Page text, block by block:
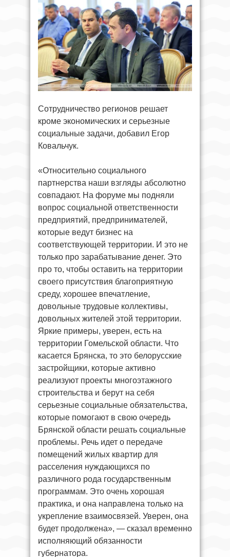
Сотрудничество регионов решает
кроме экономических и серьезные
социальные задачи, добавил Егор
Ковальчук.
«Относительно социального
партнерства наши взгляды абсолютно
совпадают. На форуме мы подняли
вопрос социальной ответственности
предприятий, предпринимателей,
которые ведут бизнес на
соответствующей территории. И это не
только про зарабатывание денег. Это
про то, чтобы оставить на территории
своего присутствия благоприятную
среду, хорошее впечатление,
довольные трудовые коллективы,
довольных жителей этой территории.
Яркие примеры, уверен, есть на
территории Гомельской области. Что
касается Брянска, то это белорусские
застройщики, которые активно
реализуют проекты многоэтажного
строительства и берут на себя
серьезные социальные обязательства,
которые помогают в свою очередь
Брянской области решать социальные
проблемы. Речь идет о передаче
помещений жилых квартир для
расселения нуждающихся по
различного рода государственным
программам. Это очень хорошая
практика, и она направлена только на
укрепление взаимосвязей. Уверен, она
будет продолжена», — сказал временно
исполняющий обязанности
губернатора.